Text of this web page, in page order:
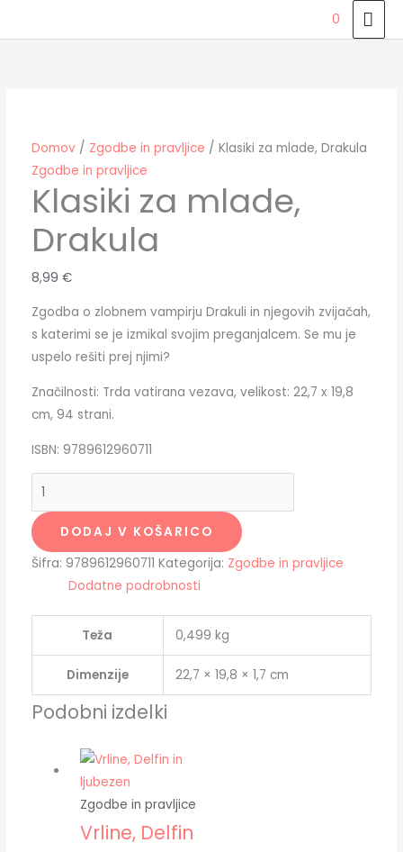
0
Domov/ Zgodbe in pravljice / Klasiki za mlade, Drakula
Zgodbe in pravljice
Klasiki za mlade,
Drakula
8,99 €
Zgodba o zlobnem vampirju Drakuli in njegovih zvijačah,
s katerimi se je izmikal svojim preganjalcem. Se mu je
uspelo rešiti prej njimi?
Značilnosti: Trda vatirana vezava, velikost: 22,7 x 19,8
cm, 94 strani.
ISBN: 9789612960711
količina
DODAJ V KOŠARICO
Šifra: 9789612960711 Kategorija: Zgodbe in pravljice
Dodatne podrobnosti
Teža 0,499 kg
Dimenzije 22,7 × 19,8 × 1,7 cm
Podobni izdelki
Zgodbe in pravljice
Vrline, Delfin